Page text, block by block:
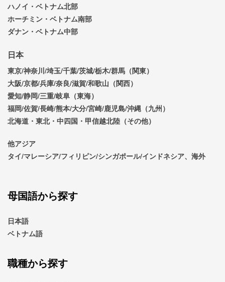
ハノイ・ベトナム北部
ホーチミン・ベトナム南部
ダナン・ベトナム中部
日本
東京/神奈川/埼玉/千葉/茨城/栃木/群馬（関東）
大阪/京都/兵庫/奈良/滋賀/和歌山（関西）
愛知/静岡/三重/岐阜（東海）
福岡/佐賀/長崎/熊本/大分/宮崎/鹿児島/沖縄（九州）
北海道・東北・中四国・甲信越北陸（その他）
他アジア
タイ/マレーシア/フィリピン/シンガポール/インドネシア、海外
母国語から探す
日本語
ベトナム語
職種から探す